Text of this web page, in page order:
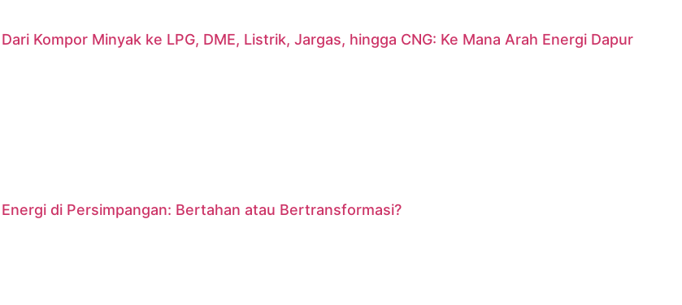
Kompor Minyak ke LPG, DME, Listrik, Jargas, hingga CNG: Ke Mana Arah Energi Dapur
di Persimpangan: Bertahan atau Bertransformasi?